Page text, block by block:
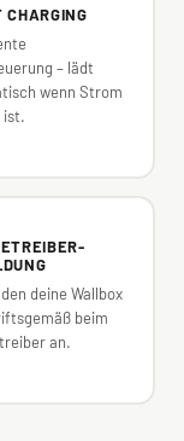
CHARGING
– lädt
wenn Strom
ist.
deine Wallbox
beim
an.